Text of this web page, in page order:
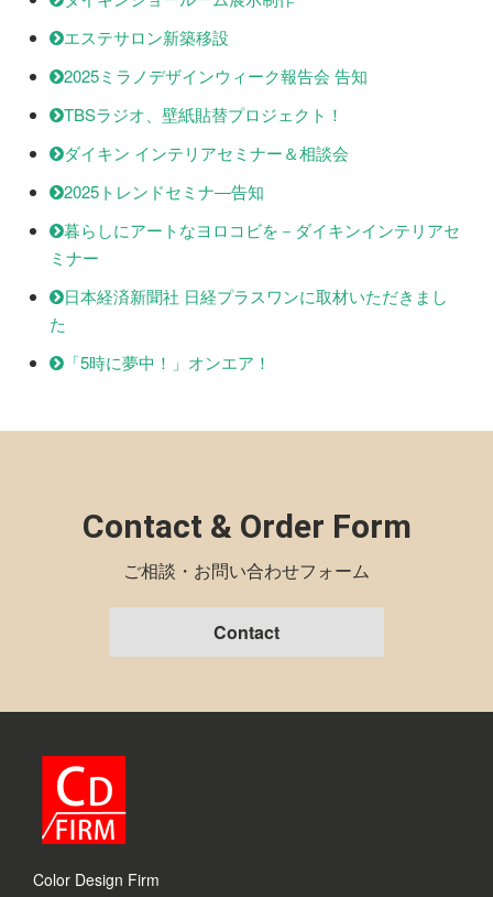
エステサロン新築移設
2025ミラノデザインウィーク報告会 告知
TBSラジオ、壁紙貼替プロジェクト！
ダイキン インテリアセミナー＆相談会
2025トレンドセミナ―告知
暮らしにアートなヨロコビを－ダイキンインテリアセ
ミナー
日本経済新聞社 日経プラスワンに取材いただきまし
た
「5時に夢中！」オンエア！
Contact & Order Form
ご相談・お問い合わせフォーム
Contact
Color Design Firm